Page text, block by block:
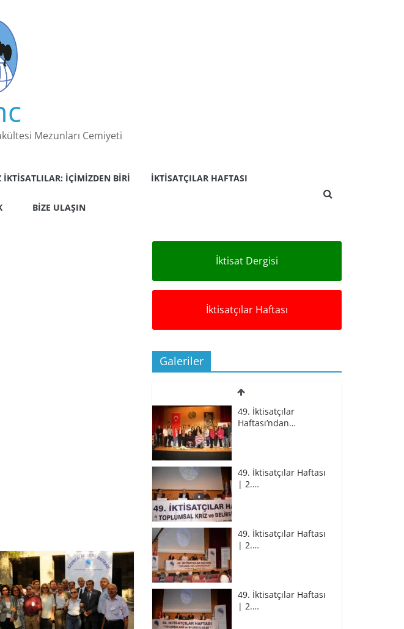
Mezunları Cemiyeti
İKTISATLILAR: İÇIMIZDEN BIRI İKTISATÇILAR HAFTASI
BIZE ULAŞIN
İktisat Dergisi
İktisatçılar Haftası
Galeriler
49. İktisatçılar
Haftası’ndan…
49. İktisatçılar Haftası
| 2.…
49. İktisatçılar Haftası
| 2.…
49. İktisatçılar Haftası
| 2.…